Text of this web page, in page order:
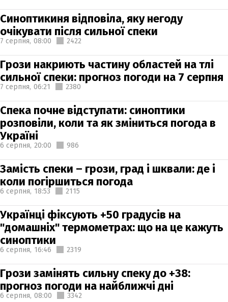
Синоптикиня відповіла, яку негоду
очікувати після сильної спеки
7 серпня, 08:00 2422
Грози накриють частину областей на тлі
сильної спеки: прогноз погоди на 7 серпня
7 серпня, 06:21 2380
Спека почне відступати: синоптики
розповіли, коли та як зміниться погода в
Україні
6 серпня, 20:00 986
Замість спеки – грози, град і шквали: де і
коли погіршиться погода
6 серпня, 18:53 2115
Українці фіксують +50 градусів на
"домашніх" термометрах: що на це кажуть
синоптики
6 серпня, 16:46 2319
Грози замінять сильну спеку до +38:
прогноз погоди на найближчі дні
6 серпня, 08:00 3342